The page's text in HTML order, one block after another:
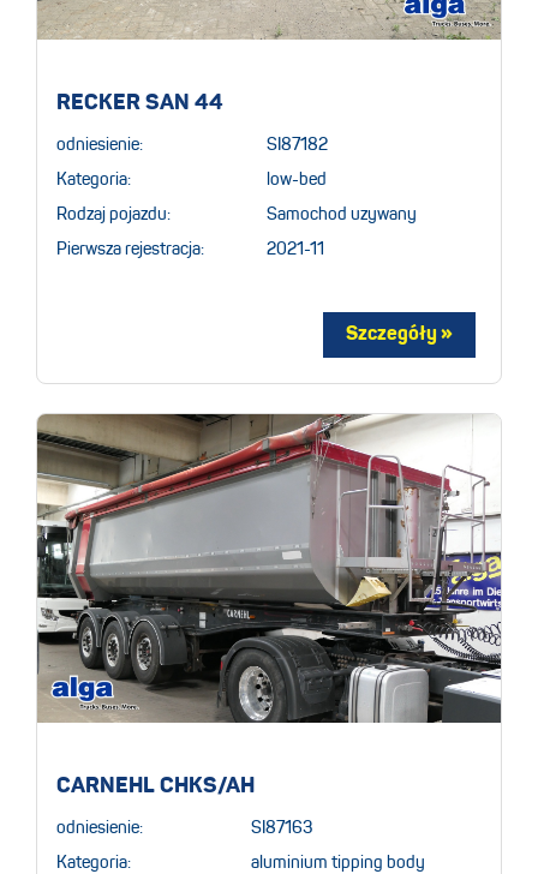
RECKER SAN 44
odniesienie: SI87182
Kategoria: low-bed
Rodzaj pojazdu: Samochod uzywany
Pierwsza rejestracja: 2021-11
CARNEHL CHKS/AH
odniesienie: SI87163
Kategoria: aluminium tipping body